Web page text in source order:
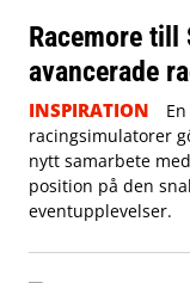
Racemore
avancerade
INSPIRATION
racingsimulatorer
nytt samarbete
position på den
eventupplevelser.